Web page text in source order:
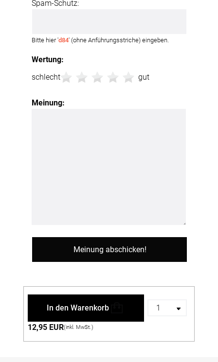
Wertung:
schlecht
gut
Meinung:
Spam-Schutz:
Bitte hier 'd84' (ohne Anführungsstriche) eingeben.
In den Warenkorb
12,95 EUR(inkl. MwSt.)